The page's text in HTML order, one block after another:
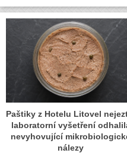
Paštiky z Hotelu Litovel
laboratorní vyšetření
nevyhovující
nálezy